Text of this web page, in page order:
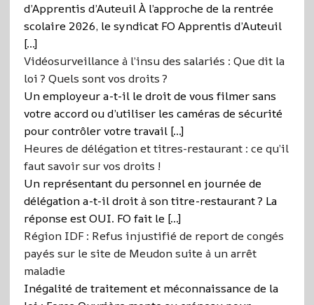
d’Apprentis d’Auteuil À l’approche de la rentrée
scolaire 2026, le syndicat FO Apprentis d’Auteuil
[…]
Vidéosurveillance à l’insu des salariés : Que dit la
loi ? Quels sont vos droits ?
Un employeur a-t-il le droit de vous filmer sans
votre accord ou d’utiliser les caméras de sécurité
pour contrôler votre travail […]
Heures de délégation et titres-restaurant : ce qu’il
faut savoir sur vos droits !
Un représentant du personnel en journée de
délégation a-t-il droit à son titre-restaurant ? La
réponse est OUI. FO fait le […]
Région IDF : Refus injustifié de report de congés
payés sur le site de Meudon suite à un arrêt
maladie
Inégalité de traitement et méconnaissance de la